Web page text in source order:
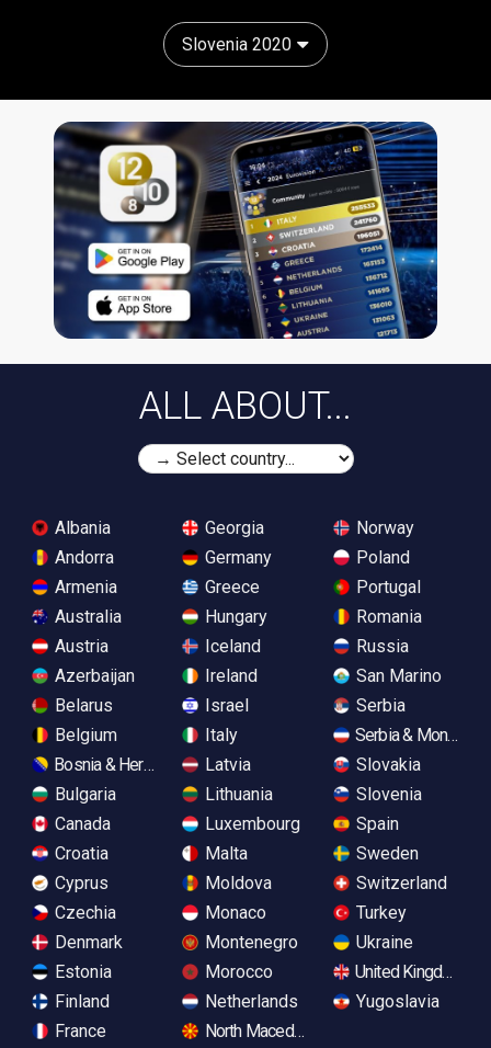
Slovenia 2020
ALL ABOUT...
Albania
Andorra
Armenia
Australia
Austria
Azerbaijan
Belarus
Belgium
Bosnia & Herzegovina
Bulgaria
Canada
Croatia
Cyprus
Czechia
Denmark
Estonia
Finland
France
Georgia
Germany
Greece
Hungary
Iceland
Ireland
Israel
Italy
Latvia
Lithuania
Luxembourg
Malta
Moldova
Monaco
Montenegro
Morocco
Netherlands
North Macedonia
Norway
Poland
Portugal
Romania
Russia
San Marino
Serbia
Serbia &
Slovakia
Slovenia
Spain
Sweden
Switzerland
Turkey
Ukraine
United Kingdom
Yugoslavia